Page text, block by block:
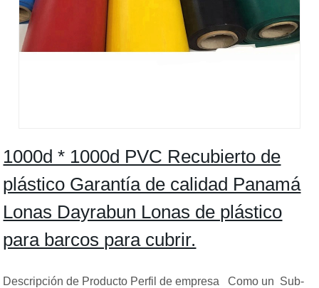
1000d * 1000d PVC Recubierto de
plástico Garantía de calidad Panamá
Lonas Dayrabun Lonas de plástico
para barcos para cubrir.
Descripción de Producto Perfil de empresa Como un Sub-